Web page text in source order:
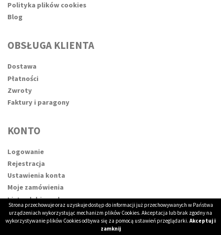
Polityka plików cookies
Blog
OBSŁUGA KLIENTA
Dostawa
Płatności
Zwroty
Faktury i paragony
KONTO
Logowanie
Rejestracja
Ustawienia konta
Moje zamówienia
Lista ulubionych
NEWSLETTER
Strona przechowuje oraz uzyskuje dostęp do informacji już przechowywanych w Państwa
urządzeniach wykorzystując mechanizm plików Cookies. Akceptacja lub brak zgodny na
wykorzystywanie plików Cookies odbywa się za pomocą ustawień przeglądarki. Akceptuj i
zamknij